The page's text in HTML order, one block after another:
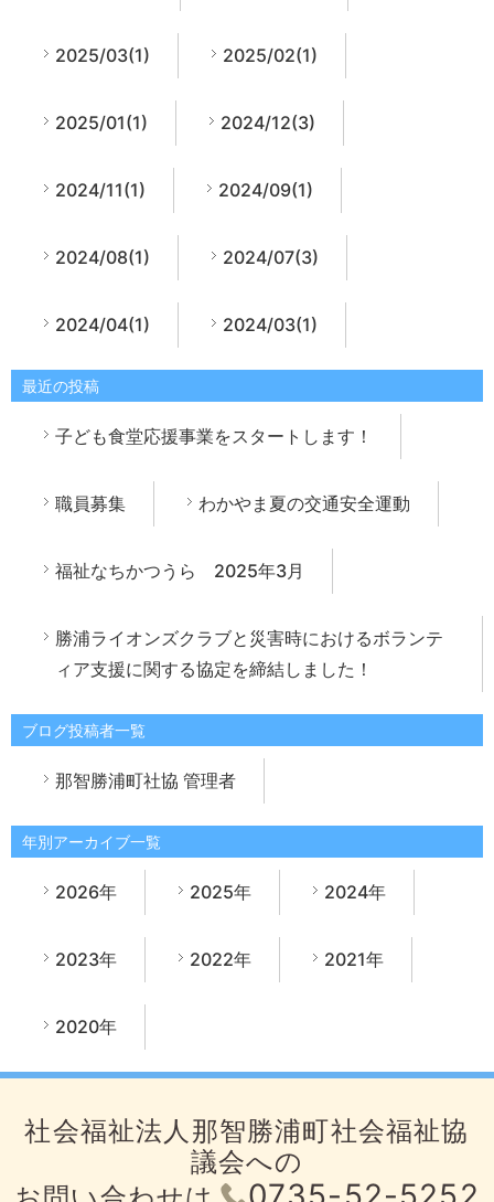
2025/03(1) 2025/02(1)
2025/01(1) 2024/12(3)
2024/11(1) 2024/09(1)
2024/08(1) 2024/07(3)
2024/04(1) 2024/03(1)
最近の投稿
子ども食堂応援事業をスタートします！
職員募集 わかやま夏の交通安全運動
福祉なちかつうら 2025年3月
勝浦ライオンズクラブと災害時におけるボランテ
ィア支援に関する協定を締結しました！
ブログ投稿者一覧
那智勝浦町社協 管理者
年別アーカイブ一覧
2026年 2025年 2024年
2023年 2022年 2021年
2020年
社会福祉法人那智勝浦町社会福祉協
議会への